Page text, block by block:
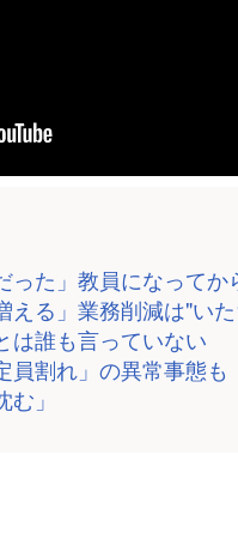
った」教員になってか
える」業務削減は"い
は誰も言っていない
員割れ」の異常事態も
」